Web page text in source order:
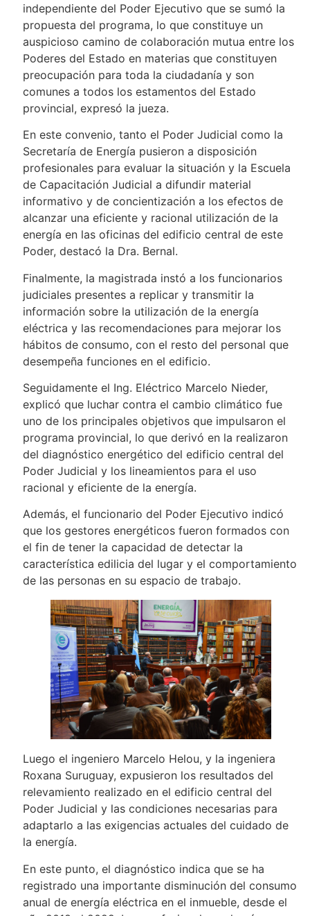
independiente del Poder Ejecutivo que se sumó la
propuesta del programa, lo que constituye un
auspicioso camino de colaboración mutua entre los
Poderes del Estado en materias que constituyen
preocupación para toda la ciudadanía y son
comunes a todos los estamentos del Estado
provincial, expresó la jueza.
En este convenio, tanto el Poder Judicial como la
Secretaría de Energía pusieron a disposición
profesionales para evaluar la situación y la Escuela
de Capacitación Judicial a difundir material
informativo y de concientización a los efectos de
alcanzar una eficiente y racional utilización de la
energía en las oficinas del edificio central de este
Poder, destacó la Dra. Bernal.
Finalmente, la magistrada instó a los funcionarios
judiciales presentes a replicar y transmitir la
información sobre la utilización de la energía
eléctrica y las recomendaciones para mejorar los
hábitos de consumo, con el resto del personal que
desempeña funciones en el edificio.
Seguidamente el Ing. Eléctrico Marcelo Nieder,
explicó que luchar contra el cambio climático fue
uno de los principales objetivos que impulsaron el
programa provincial, lo que derivó en la realizaron
del diagnóstico energético del edificio central del
Poder Judicial y los lineamientos para el uso
racional y eficiente de la energía.
Además, el funcionario del Poder Ejecutivo indicó
que los gestores energéticos fueron formados con
el fin de tener la capacidad de detectar la
característica edilicia del lugar y el comportamiento
de las personas en su espacio de trabajo.
Luego el ingeniero Marcelo Helou, y la ingeniera
Roxana Suruguay, expusieron los resultados del
relevamiento realizado en el edificio central del
Poder Judicial y las condiciones necesarias para
adaptarlo a las exigencias actuales del cuidado de
la energía.
En este punto, el diagnóstico indica que se ha
registrado una importante disminución del consumo
anual de energía eléctrica en el inmueble, desde el